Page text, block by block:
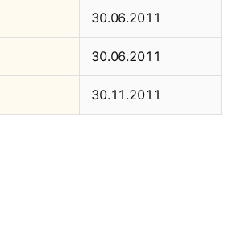
30.06.2011
30.06.2011
30.11.2011